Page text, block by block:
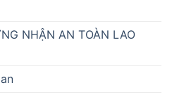
NHẬN AN TOÀN LAO